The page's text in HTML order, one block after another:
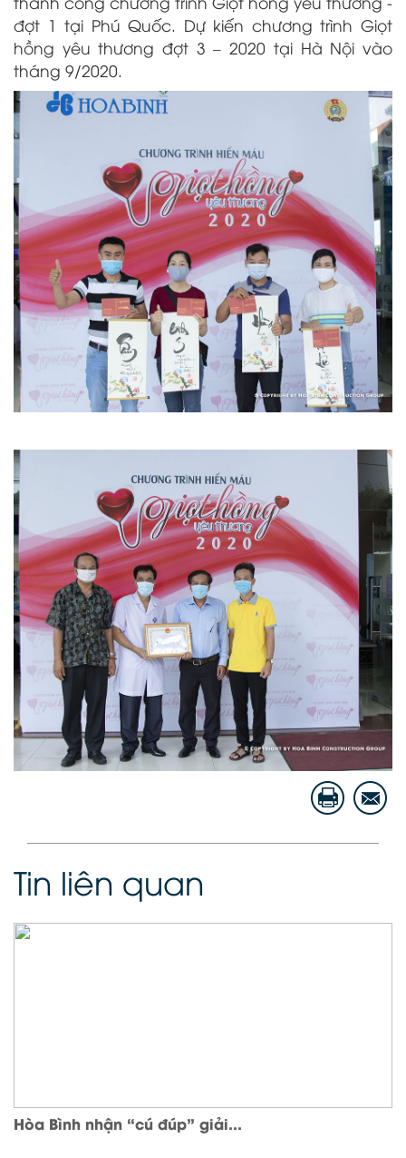
đợt 1 tại Phú Quốc. Dự kiến chương trình Giọt
hồng yêu thương đợt 3 – 2020 tại Hà Nội vào
tháng 9/2020.
Tin liên quan
Hòa Bình nhận “cú đúp” giải...